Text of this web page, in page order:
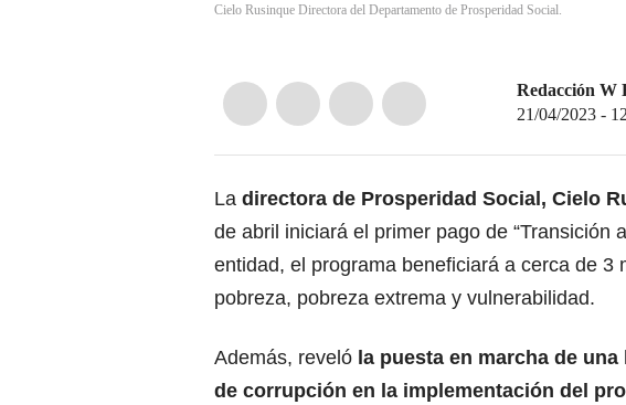
Cielo Rusinque Directora del Departamento de Prosperidad Social.
Redacción W
21/04/2023 -
La directora de Prosperidad Social, Cielo
de abril iniciará el primer pago de “Transición a
entidad, el programa beneficiará a cerca de 3
pobreza, pobreza extrema y vulnerabilidad.
Además, reveló la puesta en marcha de
de corrupción en la implementación del